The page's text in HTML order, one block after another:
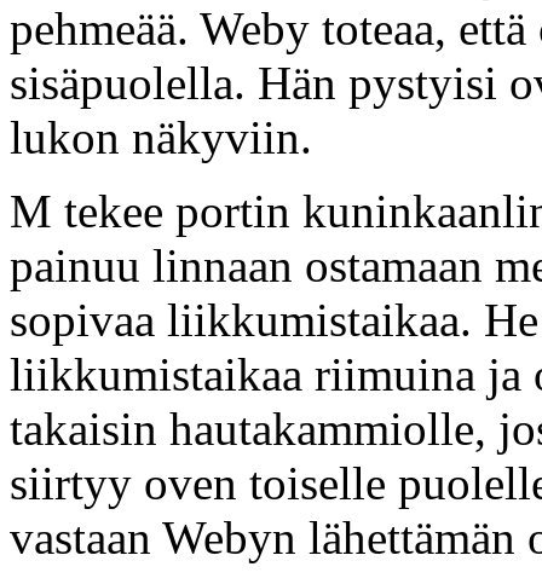
pehmeää. Weby toteaa,
sisäpuolella. Hän pystyisi
lukon näkyviin.
M tekee portin
painuu linnaan ostamaan
sopivaa liikkumistaikaa.
liikkumistaikaa riimuina ja
takaisin hautakammiolle,
siirtyy oven toiselle
vastaan Webyn lähettämän